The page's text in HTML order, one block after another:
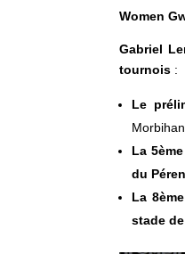
Women
Gabriel
tournois :
Le
La
du
La
stade